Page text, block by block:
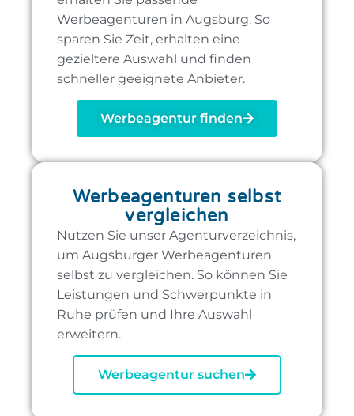
Werbeagenturen in Augsburg. So
sparen Sie Zeit, erhalten eine
gezieltere Auswahl und finden
schneller geeignete Anbieter.
Werbeagentur finden
Werbeagenturen selbst
vergleichen
Nutzen Sie unser Agenturverzeichnis,
um Augsburger Werbeagenturen
selbst zu vergleichen. So können Sie
Leistungen und Schwerpunkte in
Ruhe prüfen und Ihre Auswahl
erweitern.
Werbeagentur suchen